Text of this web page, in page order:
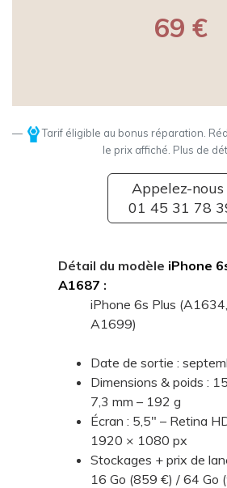
69 €
Tarif éligible au bonus réparation.
le prix affiché. Plus de
Appelez-nous
01 45 31 78
Détail du modèle iPhone
A1687 :
iPhone 6s Plus
A1699)
Date de sortie :
Dimensions & poids :
7,3 mm – 192 g
Écran : 5,5" – Retina
1920 × 1080 px
Stockages + prix de
16 Go (859 €) / 64 Go